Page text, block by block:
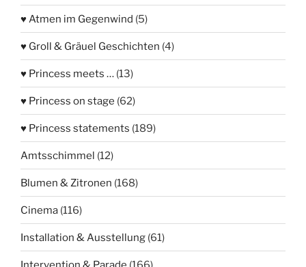
♥ Atmen im Gegenwind (5)
♥ Groll & Gräuel Geschichten (4)
♥ Princess meets … (13)
♥ Princess on stage (62)
♥ Princess statements (189)
Amtsschimmel (12)
Blumen & Zitronen (168)
Cinema (116)
Installation & Ausstellung (61)